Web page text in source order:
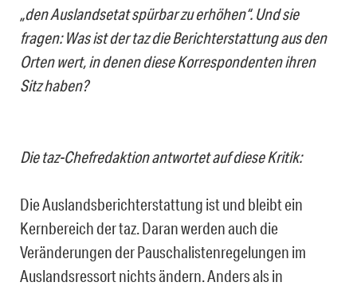
„den Auslandsetat spürbar zu erhöhen“. Und sie
fragen: Was ist der taz die Berichterstattung aus den
Orten wert, in denen diese Korrespondenten ihren
Sitz haben?
Die taz-Chefredaktion antwortet auf diese Kritik:
Die Auslandsberichterstattung ist und bleibt ein
Kernbereich der taz. Daran werden auch die
Veränderungen der Pauschalistenregelungen im
Auslandsressort nichts ändern. Anders als in